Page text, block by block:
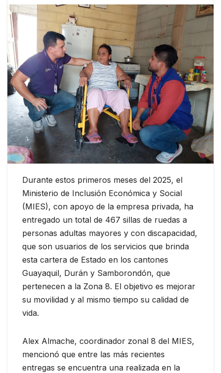
Durante estos primeros meses del 2025, el
Ministerio de Inclusión Económica y Social
(MIES), con apoyo de la empresa privada, ha
entregado un total de 467 sillas de ruedas a
personas adultas mayores y con discapacidad,
que son usuarios de los servicios que brinda
esta cartera de Estado en los cantones
Guayaquil, Durán y Samborondón, que
pertenecen a la Zona 8. El objetivo es mejorar
su movilidad y al mismo tiempo su calidad de
vida.
Alex Almache, coordinador zonal 8 del MIES,
mencionó que entre las más recientes
entregas se encuentra una realizada en la